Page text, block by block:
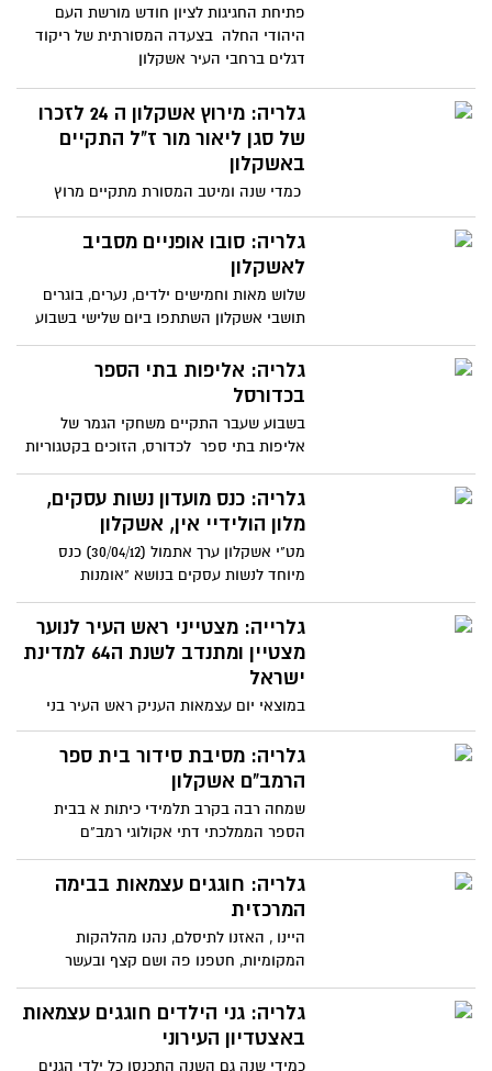
פתיחת החגיגות לציון חודש מורשת העם
היהודי החלה בצעדה המסורתית של ריקוד
דגלים ברחבי העיר אשקלון
גלריה: מירוץ אשקלון ה 24 לזכרו
של סגן ליאור מור ז"ל התקיים
באשקלון
כמדי שנה ומיטב המסורת מתקיים מרוץ
אשקלון. מירוץ אשקלון מתקיים זו השנה ה24
ובשנתיים האחרונות הוא
גלריה: סובו אופניים מסביב
לאשקלון
שלוש מאות וחמישים ילדים, נערים, בוגרים
תושבי אשקלון השתתפו ביום שלישי בשבוע
שעבר במסע האופניים
גלריה: אליפות בתי הספר
בכדורסל
בשבוע שעבר התקיים משחקי הגמר של
אליפות בתי ספר לכדורס, הזוכים בקטגוריות
ספר יסודיים באסף מימון
גלריה: כנס מועדון נשות עסקים,
מלון הולידיי אין, אשקלון
מט"י אשקלון ערך אתמול (30/04/12) כנס
מיוחד לנשות עסקים בנושא "אומנות
התקשורת" במלון הולידי אין
גלרייה: מצטייני ראש העיר לנוער
מצטיין ומתנדב לשנת ה64 למדינת
ישראל
במוצאי יום עצמאות העניק ראש העיר בני
וקנין את הפרסים לנוער מצטיין ומתנדב
בקהילה בהיכל התרבות בעיר.
גלריה: מסיבת סידור בית ספר
הרמב"ם אשקלון
שמחה רבה בקרב תלמידי כיתות א בבית
הספר הממלכתי דתי אקולוגי רמב"ם
באשקלון. טקס מסיבת הסידור התקיים
גלריה: חוגגים עצמאות בבימה
המרכזית
היינו , האזנו לתיסלם, נהנו מהלהקות
המקומיות, חטפנו פה ושם קצף ובעשר
ושלושים הרמנו יחד אתכם את הראש
גלריה: גני הילדים חוגגים עצמאות
באצטדיון העירוני
כמידי שנה גם השנה התכנסו כל ילדי הגנים